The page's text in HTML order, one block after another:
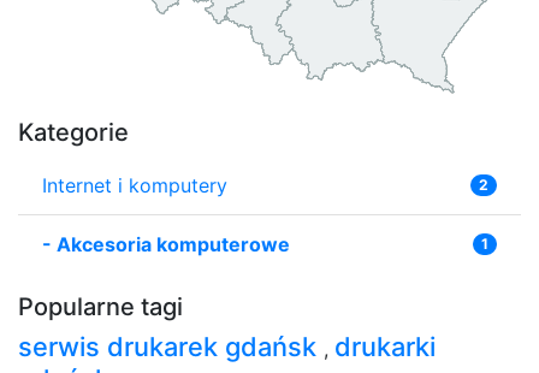
Kategorie
Internet i komputery 2
- Akcesoria komputerowe 1
Popularne tagi
serwis drukarek gdańsk , drukarki